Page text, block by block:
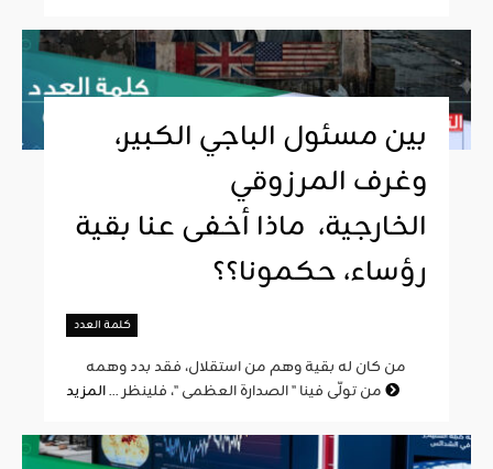
بين مسئول الباجي الكبير،
وغرف المرزوقي
الخارجية، ماذا أخفى عنا بقية
رؤساء، حكمونا؟؟
كلمة العدد
من تولّى فينا " الصدارة العظمى "، فلينظر ...